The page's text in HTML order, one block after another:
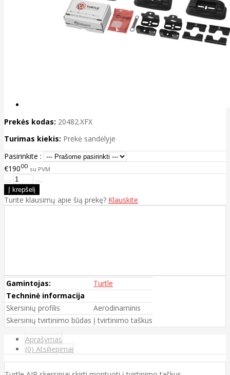
Prekės kodas: 20482.XFX
Turimas kiekis: Prekė sandėlyje
Pasirinkite :
€19000 su PVM
Turite klausimų apie šią prekę? Klauskite
Gamintojas:
Turtle
Techninė informacija
Skersinių profilis
Aerodinaminis
Skersinių tvirtinimo būdas Į tvirtinimo taškus
Aprašymas
(0) Atsiliepimai